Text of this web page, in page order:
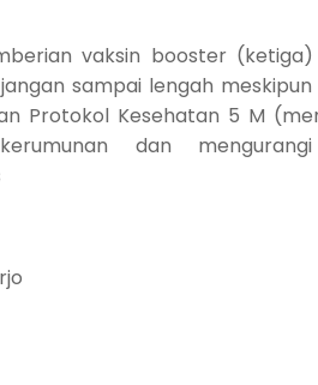
vaksin booster
sampai lengah
Protokol Kesehatan 5 M
dan